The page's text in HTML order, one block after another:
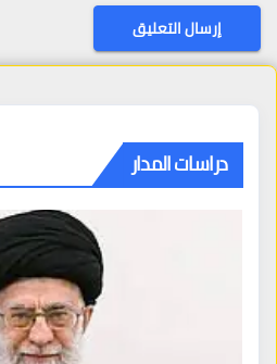
دراسات المدار